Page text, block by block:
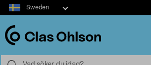
Select
market
Sweden